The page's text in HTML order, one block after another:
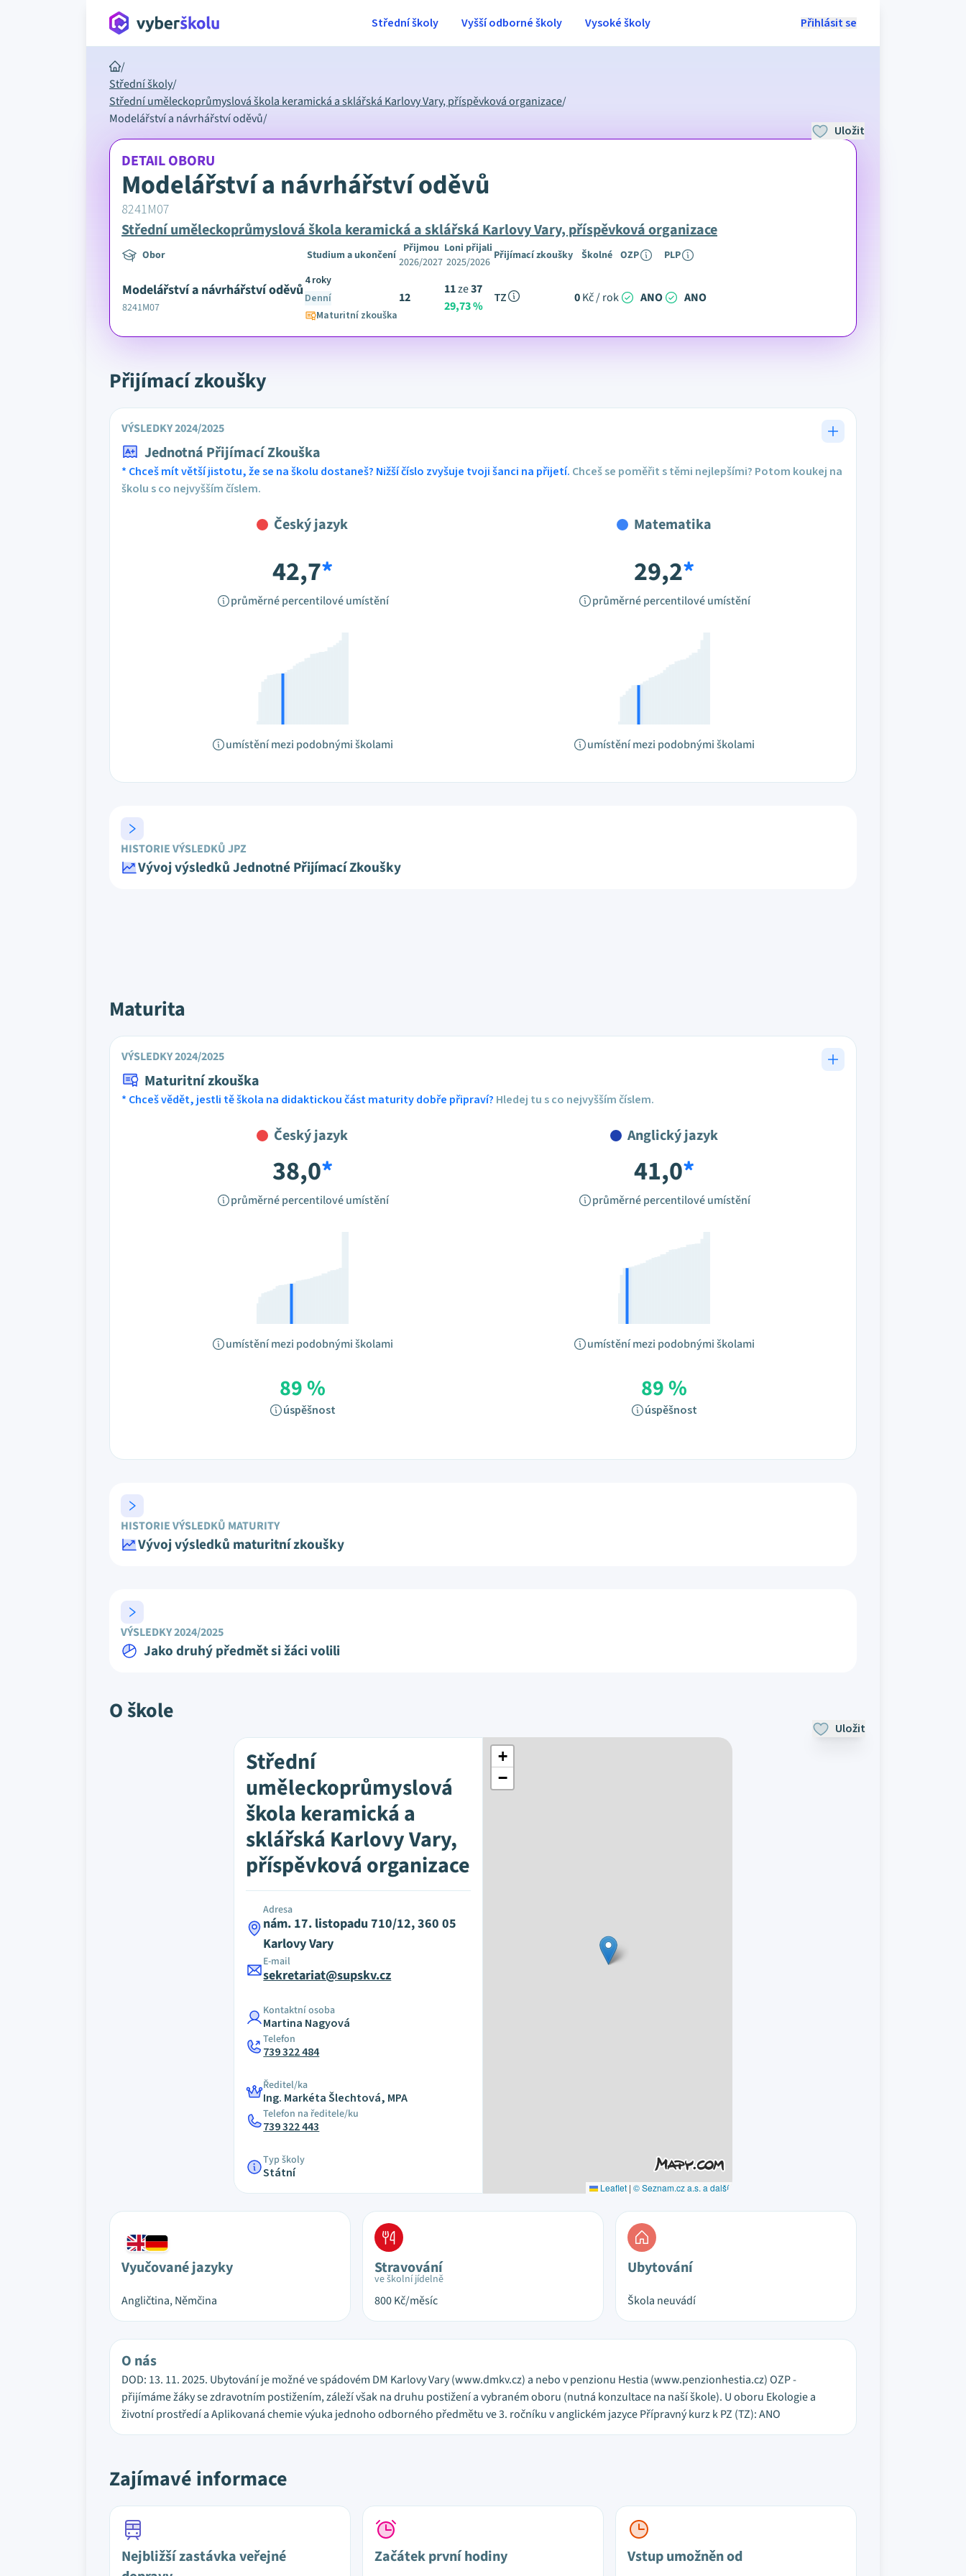
Přihlásit se
Střední školy Vyšší odborné školy Vysoké školy
/
Střední školy/
Střední uměleckoprůmyslová škola keramická a sklářská Karlovy Vary, příspěvková organizace/
Modelářství a návrhářství oděvů/
DETAIL OBORU
Modelářství a návrhářství oděvů
8241M07
Střední uměleckoprůmyslová škola keramická a sklářská Karlovy Vary, příspěvková organizace
Obor Studium a ukončení Přijmou
2026/2027
Loni přijali
2025/2026 Přijímací zkoušky Školné OZP PLP
Modelářství a návrhářství oděvů
8241M07
4 roky
Denní
Maturitní zkouška
12
11ze37
29,73 %
TZ 0Kč / rok ANO ANO
Uložit
Přijímací zkoušky
VÝSLEDKY 2024/2025
Jednotná Přijímací Zkouška
* Chceš mít větší jistotu, že se na školu dostaneš? Nižší číslo zvyšuje tvoji šanci na přijetí. Chceš se poměřit s těmi nejlepšími? Potom koukej na
školu s co nejvyšším číslem.
Český jazyk
42,7*
průměrné percentilové umístění
umístění mezi podobnými školami
Matematika
29,2*
průměrné percentilové umístění
umístění mezi podobnými školami
HISTORIE VÝSLEDKŮ JPZ
Vývoj výsledků Jednotné Přijímací Zkoušky
Maturita
VÝSLEDKY 2024/2025
Maturitní zkouška
* Chceš vědět, jestli tě škola na didaktickou část maturity dobře připraví? Hledej tu s co nejvyšším číslem.
Český jazyk
38,0*
průměrné percentilové umístění
umístění mezi podobnými školami
89 %
úspěšnost
Anglický jazyk
41,0*
průměrné percentilové umístění
umístění mezi podobnými školami
89 %
úspěšnost
HISTORIE VÝSLEDKŮ MATURITY
Vývoj výsledků maturitní zkoušky
VÝSLEDKY 2024/2025
Jako druhý předmět si žáci volili
O škole
Uložit
Střední
uměleckoprůmyslová
škola keramická a
sklářská Karlovy Vary,
příspěvková organizace
Adresa
nám. 17. listopadu 710/12, 360 05
Karlovy Vary
E-mail
sekretariat@supskv.cz
Kontaktní osoba
Martina Nagyová
Telefon
739 322 484
Ředitel/ka
Ing. Markéta Šlechtová, MPA
Telefon na ředitele/ku
739 322 443
Typ školy
Státní
+
−
Leaflet | © Seznam.cz a.s. a další
Vyučované jazyky
Angličtina, Němčina
Stravování
ve školní jídelně
800Kč/měsíc
Ubytování
Škola neuvádí
O nás
DOD: 13. 11. 2025. Ubytování je možné ve spádovém DM Karlovy Vary (www.dmkv.cz) a nebo v penzionu Hestia (www.penzionhestia.cz) OZP -
přijímáme žáky se zdravotním postižením, záleží však na druhu postižení a vybraném oboru (nutná konzultace na naší škole). U oboru Ekologie a
životní prostředí a Aplikovaná chemie výuka jednoho odborného předmětu ve 3. ročníku v anglickém jazyce Přípravný kurz k PZ (TZ): ANO
Zajímavé informace
Nejbližší zastávka veřejné
Začátek první hodiny Vstup umožněn od